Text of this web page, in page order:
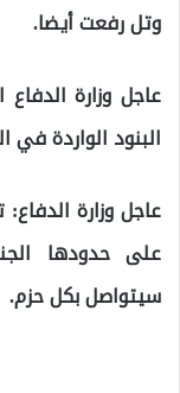
وتل رفعت أيضا.
عاجل وزارة
البنود الواردة
عاجل وزارة
على حدودها
سيتواصل بكل حزم.